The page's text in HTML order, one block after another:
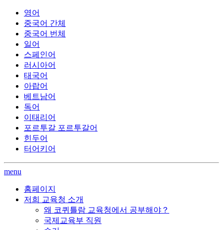
영어
중국어 간체
중국어 번체
일어
스페인어
러시아어
태국어
아랍어
베트남어
독어
이태리어
포르투갈 포르투갈어
힌두어
터어키어
menu
홈페이지
저희 교육청 소개
왜 코퀴틀람 교육청에서 공부해야？
국제교육부 직원